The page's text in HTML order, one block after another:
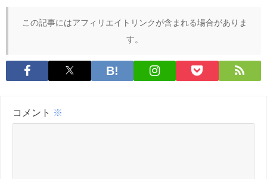
この記事にはアフィリエイトリンクが含まれる場合がありま
す。
コメント ※